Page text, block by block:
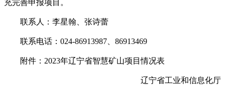
充完善申报项目。
联系人：李星翰、张诗蕾
联系电话：024-86913987、86913469
附件：2023年辽宁省智慧矿山项目情况表
辽宁省工业和信息化厅